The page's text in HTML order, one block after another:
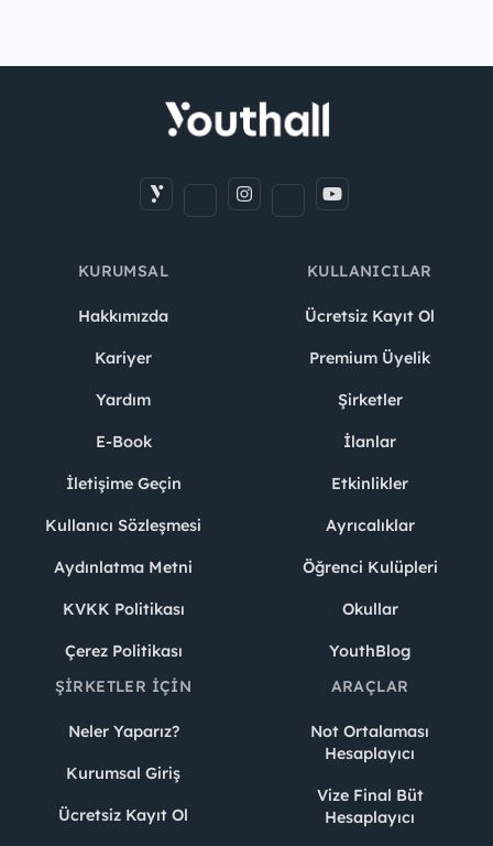
KURUMSAL
Hakkımızda
Kariyer
Yardım
E-Book
İletişime Geçin
Kullanıcı Sözleşmesi
Aydınlatma Metni
KVKK Politikası
Çerez Politikası
KULLANICILAR
Ücretsiz Kayıt Ol
Premium Üyelik
Şirketler
İlanlar
Etkinlikler
Ayrıcalıklar
Öğrenci Kulüpleri
Okullar
YouthBlog
ŞIRKETLER İÇIN
Neler Yaparız?
Kurumsal Giriş
Ücretsiz Kayıt Ol
ARAÇLAR
Not Ortalaması
Hesaplayıcı
Vize Final Büt
Hesaplayıcı